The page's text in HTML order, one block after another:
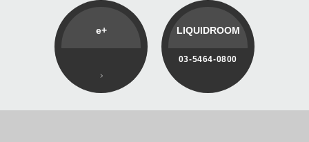
e+ LIQUIDROOM
03-5464-0800